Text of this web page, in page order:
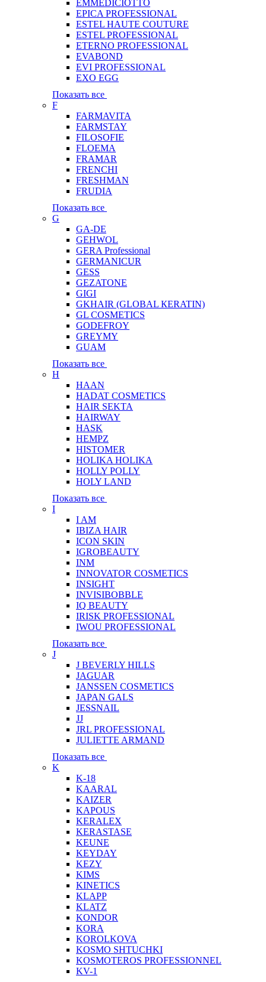
EMMEDICIOTTO
EPICA PROFESSIONAL
ESTEL HAUTE COUTURE
ESTEL PROFESSIONAL
ETERNO PROFESSIONAL
EVABOND
EVI PROFESSIONAL
EXO EGG
Показать все
F
FARMAVITA
FARMSTAY
FILOSOFIE
FLOEMA
FRAMAR
FRENCHI
FRESHMAN
FRUDIA
Показать все
G
GA-DE
GEHWOL
GERA Professional
GERMANICUR
GESS
GEZATONE
GIGI
GKHAIR (GLOBAL КЕRATIN)
GL COSMETICS
GODEFROY
GREYMY
GUAM
Показать все
H
HAAN
HADAT COSMETICS
HAIR SEKTA
HAIRWAY
HASK
HEMPZ
HISTOMER
HOLIKA HOLIKA
HOLLY POLLY
HOLY LAND
Показать все
I
I AM
IBIZA HAIR
ICON SKIN
IGROBEAUTY
INM
INNOVATOR COSMETICS
INSIGHT
INVISIBOBBLE
IQ BEAUTY
IRISK PROFESSIONAL
IWOU PROFESSIONAL
Показать все
J
J BEVERLY HILLS
JAGUAR
JANSSEN COSMETICS
JAPAN GALS
JESSNAIL
JJ
JRL PROFESSIONAL
JULIETTE ARMAND
Показать все
K
K-18
KAARAL
KAIZER
KAPOUS
KERALEX
KERASTASE
KEUNE
KEYDAY
KEZY
KIMS
KINETICS
KLAPP
KLATZ
KONDOR
KORA
KOROLKOVA
KOSMO SHTUCHKI
KOSMOTEROS PROFESSIONNEL
KV-1